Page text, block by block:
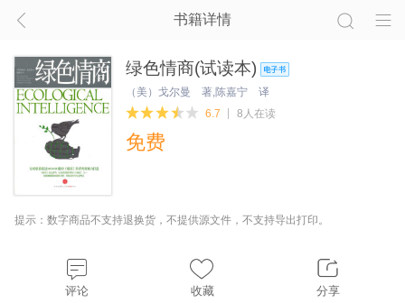
书籍详情
绿色情商(试读本)
（美）戈尔曼 著,陈嘉宁 译
6.7
8人在读
免费
提示：数字商品不支持退换货，不提供源文件，不支持导出打印。
评论 收藏 分享